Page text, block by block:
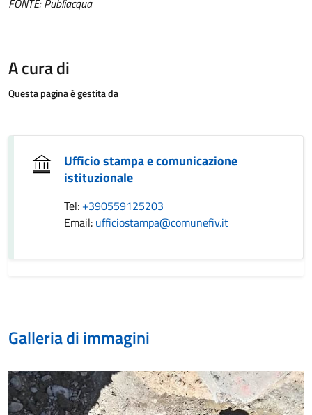
FONTE: Publiacqua
A cura di
Questa pagina è gestita da
Ufficio stampa e comunicazione
istituzionale
Tel: +390559125203
Email: ufficiostampa@comunefiv.it
Galleria di immagini